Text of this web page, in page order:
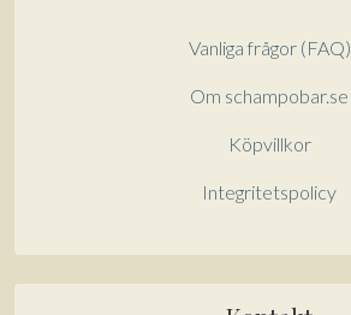
Vanliga frågor (FAQ)
Om schampobar.se
Köpvillkor
Integritetspolicy